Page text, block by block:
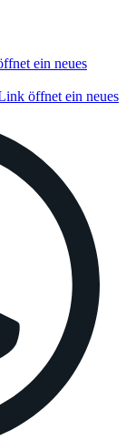
ein neues
öffnet ein neues